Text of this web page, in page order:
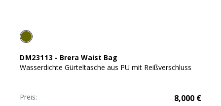
DM23113 - Brera Waist Bag
Wasserdichte Gürteltasche aus PU mit Reißverschluss
Preis: 8,000 €